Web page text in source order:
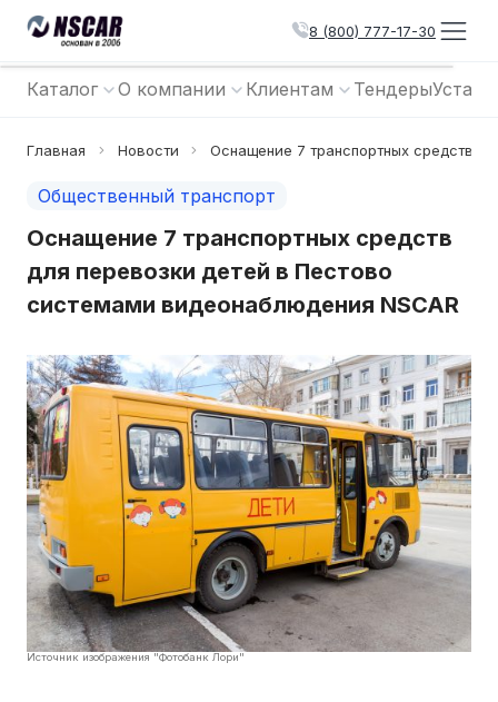
8 (800) 777-17-30
Каталог О компании Клиентам Тендеры
Главная Новости Оснащение 7 транспортных средств
Общественный транспорт
Оснащение 7 транспортных средств
для перевозки детей в Пестово
системами видеонаблюдения NSCAR
Источник изображения "Фотобанк Лори"